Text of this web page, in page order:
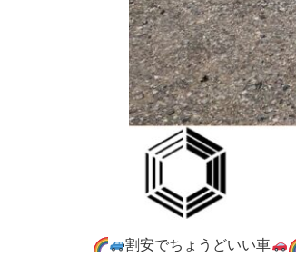
割安でちょうどいい車